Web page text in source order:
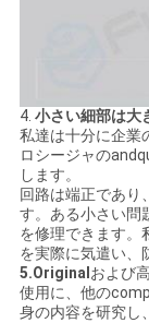
4. 小さい細部は大
私達は十分に企業
ロシージャの
します。
回路は端正であり
す。ある小さい問
を修理できます。
を実際に気遣い、
5.Original および
使用に、他の
身の内容を研究し